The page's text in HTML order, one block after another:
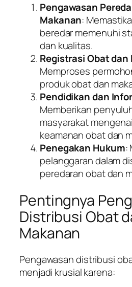
Pengawasan
Makanan:
beredar memenuhi
dan kualitas.
Registrasi Obat dan
Memproses
produk obat dan
Pendidikan dan
Memberikan
masyarakat
keamanan obat dan
Penegakan Hukum:
pelanggaran dalam
peredaran obat dan
Pentingnya
Distribusi Obat
Makanan
Pengawasan distribusi
menjadi krusial karena: